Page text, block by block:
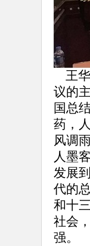
王华
议的
国总
药，
风调
人墨
发展
代的
和十
社会
强。